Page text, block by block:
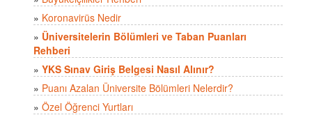
» Koronavirüs Nedir
» Üniversitelerin Bölümleri ve Taban Puanları
Rehberi
» YKS Sınav Giriş Belgesi Nasıl Alınır?
» Puanı Azalan Üniversite Bölümleri Nelerdir?
» Özel Öğrenci Yurtları